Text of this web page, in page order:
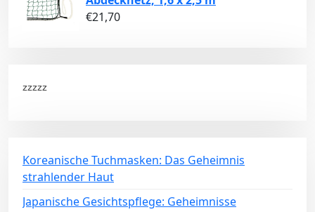
€21,70
zzzzz
Koreanische Tuchmasken: Das Geheimnis
strahlender Haut
Japanische Gesichtspflege: Geheimnisse